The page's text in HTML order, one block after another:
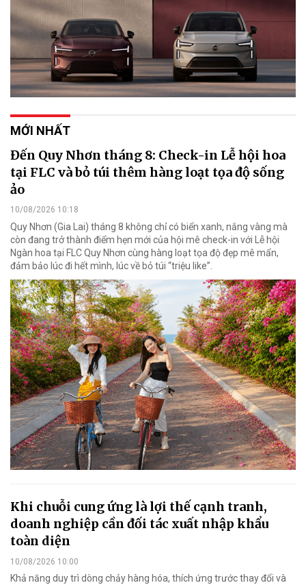
MỚI NHẤT
Đến Quy Nhơn tháng 8: Check-in Lễ hội hoa
tại FLC và bỏ túi thêm hàng loạt tọa độ sống
ảo
10/08/2026 10:18
Quy Nhơn (Gia Lai) tháng 8 không chỉ có biển xanh, nắng vàng mà
còn đang trở thành điểm hẹn mới của hội mê check-in với Lễ hội
Ngàn hoa tại FLC Quy Nhơn cùng hàng loạt tọa độ đẹp mê mẩn,
đảm bảo lúc đi hết mình, lúc về bỏ túi “triệu like”.
Khi chuỗi cung ứng là lợi thế cạnh tranh,
doanh nghiệp cần đối tác xuất nhập khẩu
toàn diện
10/08/2026 10:00
Khả năng duy trì dòng chảy hàng hóa, thích ứng trước thay đổi và